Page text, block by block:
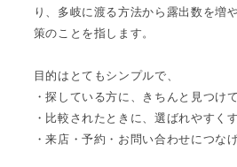
り、多岐に渡る方法から露出数を増
策のことを指します。
目的はとてもシンプルで、
・探している方に、きちんと見つけ
・比較されたときに、選ばれやすく
・来店・予約・お問い合わせにつな